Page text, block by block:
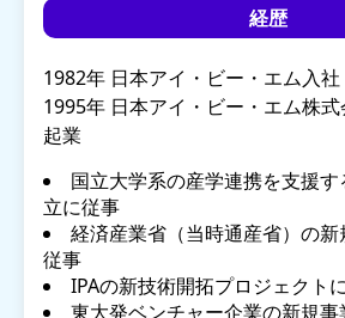
経歴
1982年 日本アイ・ビー・エム入社
1995年 日本アイ・ビー・エム株式
起業
国立大学系の産学連携を支援
立に従事
経済産業省（当時通産省）の
従事
IPAの新技術開拓プロジェクト
東大発ベンチャー企業の新規